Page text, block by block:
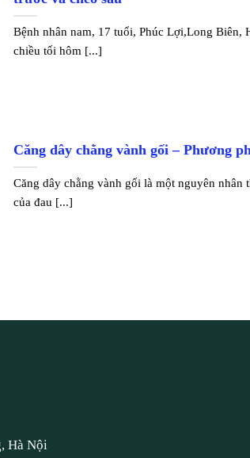
Bệnh nhân nam, 17 tuổi, Phúc Lợi,Long Biên,
chiều tối hôm [...]
Căng dây chằng vành gối – Phương
Căng dây chằng vành gối là một nguyên nhân
của đau [...]
Hà Nội